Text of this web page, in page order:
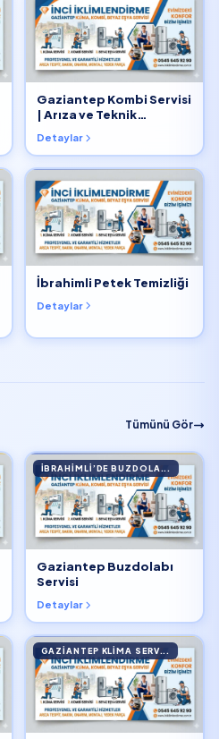
Gaziantep Kombi Servisi
| Arıza ve Teknik
Detaylar
İbrahimli Petek Temizliği
Detaylar
Tümünü Gör
İBRAHIMLI’DE BUZDOLA...
Gaziantep Buzdolabı
Servisi
Detaylar
GAZIANTEP KLIMA SERV...